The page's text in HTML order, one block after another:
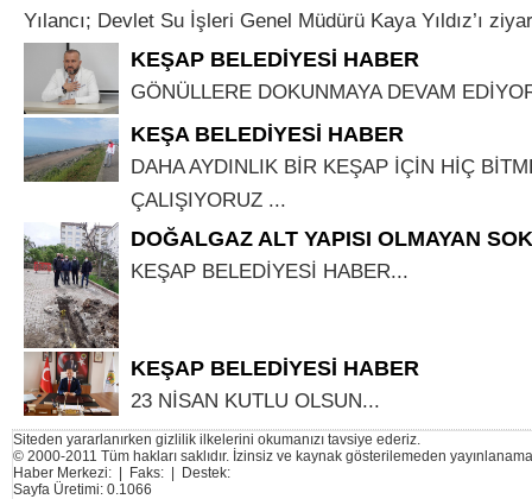
Yılancı; Devlet Su İşleri Genel Müdürü Kaya Yıldız’ı
KEŞAP BELEDİYESİ HABER
GÖNÜLLERE DOKUNMAYA DEVAM
KEŞA BELEDİYESİ HABER
DAHA AYDINLIK BİR KEŞAP İÇİN HİÇ
ÇALIŞIYORUZ ...
DOĞALGAZ ALT YAPISI OLMAYAN
KEŞAP BELEDİYESİ HABER...
KEŞAP BELEDİYESİ HABER
23 NİSAN KUTLU OLSUN...
Siteden yararlanırken gizlilik ilkelerini okumanızı tavsiye ederiz.
© 2000-2011 Tüm hakları saklıdır. İzinsiz ve kaynak gösterilemeden
Haber Merkezi: | Faks: | Destek:
Sayfa Üretimi: 0.1066